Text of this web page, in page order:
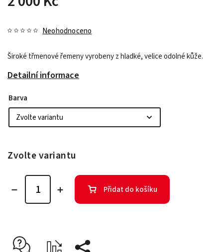
Neohodnoceno
Široké třmenové řemeny vyrobeny z hladké, velice odolné kůže.
Detailní informace
Barva
Zvolte variantu
Přidat do košíku